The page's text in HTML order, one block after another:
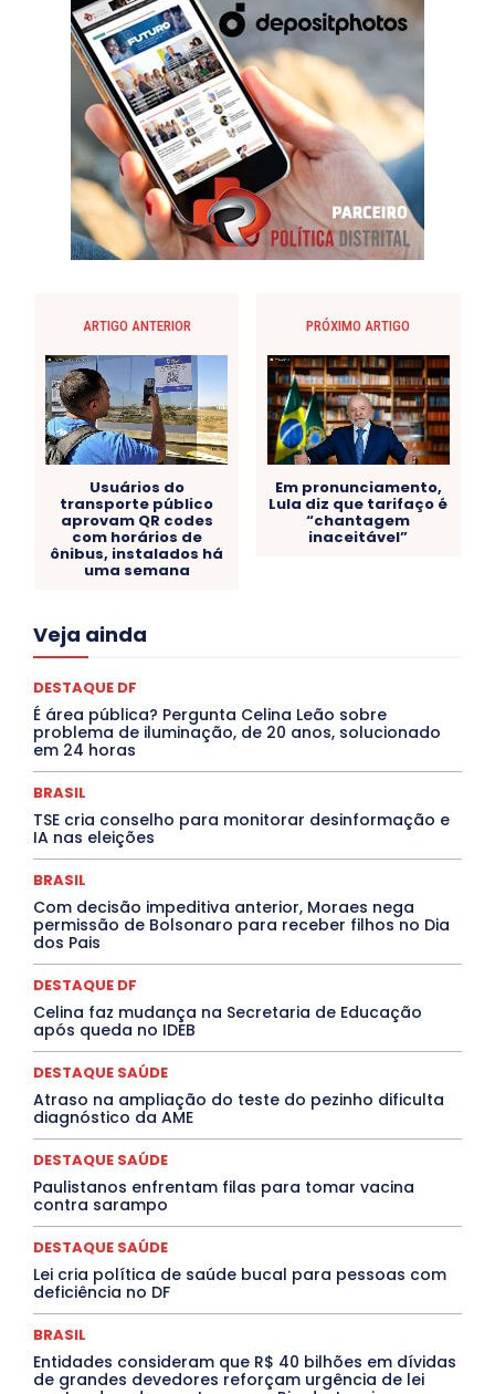
ARTIGO ANTERIOR
Usuários do
transporte público
aprovam QR codes
com horários de
ônibus, instalados há
uma semana
PRÓXIMO ARTIGO
Em pronunciamento,
Lula diz que tarifaço é
“chantagem
inaceitável”
Veja ainda
Acre
Congressuanas & Esplanadumas
Covid-19
Crônica Política Crônicas
Cultura e Tal
DANÇA Dengue
Denuncia
DESTAQUE BRASIL
DESTAQUE DF
DESTAQUE SAÚDE
DESTAQUES OUTROS
Especial
Espírito Santo ESPORTE
ESTÁGIO
EVENTOS
Febre Oropouche
FILMES
Goiás
Jogos Online
JUDICIÁRIO LITERATURA
Maranhão
Marburg
Mato Grosso
Mato Grosso do Sul
MEIO AMBIENTE
MÚSICA
O Plantonista Opinião Oropouche
Pará
Paraíba
PROCESSO SELETIVO
PUBLIEDITORIAL
QUALIFICAÇÃO PROFISSIONAL
RESIDÊNCIA
Santa Catarina
Saúde Agora
TÁ FROID?
TEATRO TECNOLOGIA
TIC TAC
Tocantins
DESTAQUE DF
É área pública? Pergunta Celina Leão sobre
problema de iluminação, de 20 anos, solucionado
em 24 horas
BRASIL
TSE cria conselho para monitorar desinformação e
IA nas eleições
BRASIL
Com decisão impeditiva anterior, Moraes nega
permissão de Bolsonaro para receber filhos no Dia
dos Pais
DESTAQUE DF
Celina faz mudança na Secretaria de Educação
após queda no IDEB
DESTAQUE SAÚDE
Atraso na ampliação do teste do pezinho dificulta
diagnóstico da AME
DESTAQUE SAÚDE
Paulistanos enfrentam filas para tomar vacina
contra sarampo
DESTAQUE SAÚDE
Lei cria política de saúde bucal para pessoas com
deficiência no DF
BRASIL
Entidades consideram que R$ 40 bilhões em dívidas
de grandes devedores reforçam urgência de lei